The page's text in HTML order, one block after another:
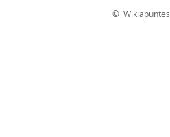
© Wikiapuntes